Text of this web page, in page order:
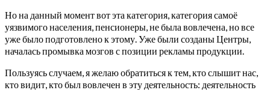
Но на данный момент вот эта категория, категория самоё
уязвимого населения, пенсионеры, не была вовлечена, но все
уже было подготовлено к этому. Уже были созданы Центры,
началась промывка мозгов с позиции рекламы продукции.
Пользуясь случаем, я желаю обратиться к тем, кто слышит нас,
кто видит, кто был вовлечен в эту деятельность: деятельность